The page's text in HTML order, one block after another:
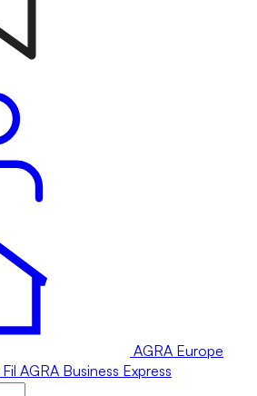
AGRA Europe
Fil AGRA Business Express